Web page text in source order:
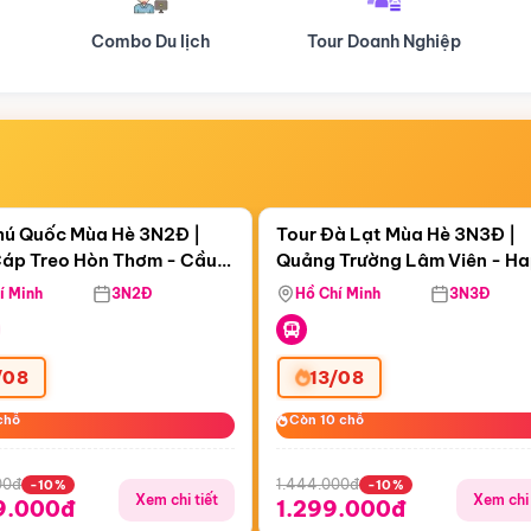
Tour Doanh Nghiệp Du lịch Hành Hương
12:39:29
Treo Hòn Thơm
Quốc Mùa Hè 3N2Đ |
Treo Hòn Thơm - Cầu
Viên Nước Aquatopia
Minh 3N2Đ
-10%
Xem chi tiết
Còn05 ngày 12:39:29
Tour Đà Lạt Mùa Hè 3N3Đ |
Quảng Trường Lâm Viên -
Hill - Puppy Farm
Hồ Chí Minh 3N3Đ
13/08
Còn 10 chỗ
Còn 10 chỗ
1.444.000đ -10%
1.299.000đ Xem